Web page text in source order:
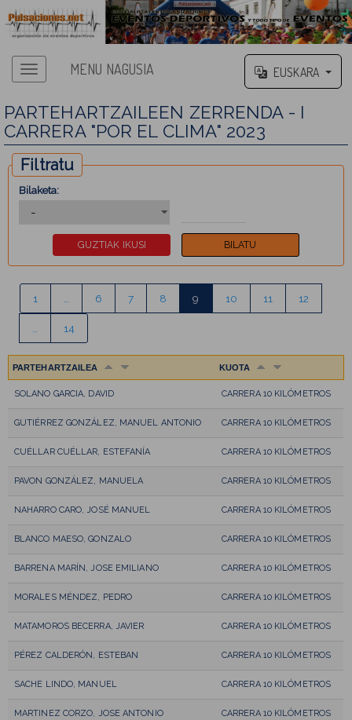
MENU NAGUSIA EUSKARA
PARTEHARTZAILEEN ZERRENDA - I
CARRERA "POR EL CLIMA" 2023
Filtratu
Bilaketa:
1 6 7 8 9 10 11 12
14
PARTEHARTZAILEA KUOTA
SOLANO GARCIA, DAVID CARRERA 10 KILÓMETROS
GUTIÉRREZ GONZÁLEZ, MANUEL ANTONIO CARRERA 10 KILÓMETROS
CUÉLLAR CUÉLLAR, ESTEFANÍA CARRERA 10 KILÓMETROS
PAVON GONZÁLEZ, MANUELA CARRERA 10 KILÓMETROS
NAHARRO CARO, JOSÉ MANUEL CARRERA 10 KILÓMETROS
BLANCO MAESO, GONZALO CARRERA 10 KILÓMETROS
BARRENA MARÍN, JOSE EMILIANO CARRERA 10 KILÓMETROS
MORALES MÉNDEZ, PEDRO CARRERA 10 KILÓMETROS
MATAMOROS BECERRA, JAVIER CARRERA 10 KILÓMETROS
PÉREZ CALDERÓN, ESTEBAN CARRERA 10 KILÓMETROS
SACHE LINDO, MANUEL CARRERA 10 KILÓMETROS
MARTINEZ CORZO, JOSE ANTONIO CARRERA 10 KILÓMETROS